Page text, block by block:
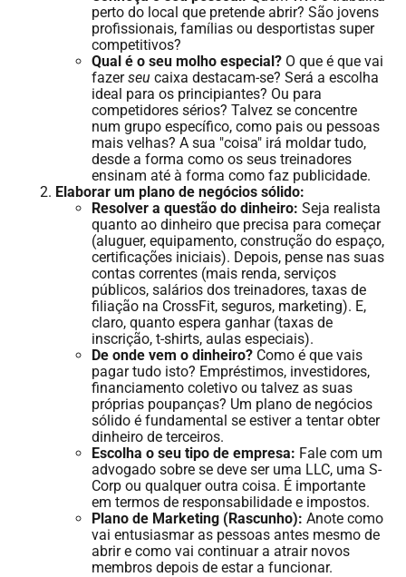
perto do local que pretende abrir? São jovens
profissionais, famílias ou desportistas super
competitivos?
Qual é o seu molho especial? O que é que vai
fazerseu caixa destacam-se? Será a escolha
ideal para os principiantes? Ou para
competidores sérios? Talvez se concentre
num grupo específico, como pais ou pessoas
mais velhas? A sua "coisa" irá moldar tudo,
desde a forma como os seus treinadores
ensinam até à forma como faz publicidade.
Elaborar um plano de negócios sólido:
Resolver a questão do dinheiro: Seja realista
quanto ao dinheiro que precisa para começar
(aluguer, equipamento, construção do espaço,
certificações iniciais). Depois, pense nas suas
contas correntes (mais renda, serviços
públicos, salários dos treinadores, taxas de
filiação na CrossFit, seguros, marketing). E,
claro, quanto espera ganhar (taxas de
inscrição, t-shirts, aulas especiais).
De onde vem o dinheiro? Como é que vais
pagar tudo isto? Empréstimos, investidores,
financiamento coletivo ou talvez as suas
próprias poupanças? Um plano de negócios
sólido é fundamental se estiver a tentar obter
dinheiro de terceiros.
Escolha o seu tipo de empresa: Fale com um
advogado sobre se deve ser uma LLC, uma S-
Corp ou qualquer outra coisa. É importante
em termos de responsabilidade e impostos.
Plano de Marketing (Rascunho): Anote como
vai entusiasmar as pessoas antes mesmo de
abrir e como vai continuar a atrair novos
membros depois de estar a funcionar.